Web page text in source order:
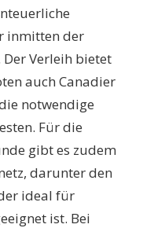
inmitten der
Verleih bietet
auch Canadier
notwendige
Für die
gibt es zudem
darunter den
ideal für
ist. Bei